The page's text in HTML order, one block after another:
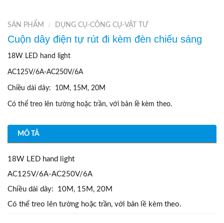
SẢN PHẨM / DỤNG CỤ-CÔNG CỤ-VẬT TƯ
Cuộn dây điện tự rút đi kèm đèn chiếu sáng
18W LED hand light
AC125V/6A-AC250V/6A
Chiều dài dây: 10M, 15M, 20M
Có thể treo lên tường hoặc trần, với bản lề kèm theo.
MÔ TẢ
18W LED hand light
AC125V/6A-AC250V/6A
Chiều dài dây: 10M, 15M, 20M
Có thể treo lên tường hoặc trần, với bản lề kèm theo.